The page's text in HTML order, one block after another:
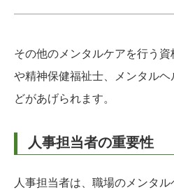
その他のメンタルケアを行う
や精神保健福祉士、メンタル
どがあげられます。
人事担当者の重要性
人事担当者は、職場のメンタ